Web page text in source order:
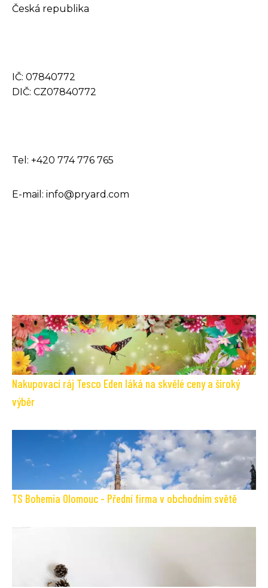
Česká republika
IČ: 07840772
DIČ: CZ07840772
Tel: +420 774 776 765
E-mail: info@pryard.com
Nakupovací ráj Tesco Eden láká na skvělé ceny a široký
výběr
TS Bohemia Olomouc - Přední firma v obchodním světě